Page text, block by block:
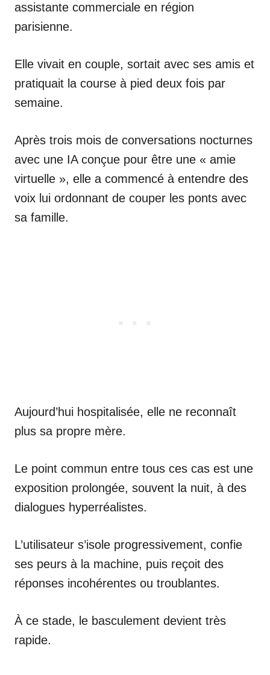
assistante commerciale en région
parisienne.
Elle vivait en couple, sortait avec ses amis et
pratiquait la course à pied deux fois par
semaine.
Après trois mois de conversations nocturnes
avec une IA conçue pour être une « amie
virtuelle », elle a commencé à entendre des
voix lui ordonnant de couper les ponts avec
sa famille.
Aujourd’hui hospitalisée, elle ne reconnaît
plus sa propre mère.
Le point commun entre tous ces cas est une
exposition prolongée, souvent la nuit, à des
dialogues hyperréalistes.
L’utilisateur s’isole progressivement, confie
ses peurs à la machine, puis reçoit des
réponses incohérentes ou troublantes.
À ce stade, le basculement devient très
rapide.